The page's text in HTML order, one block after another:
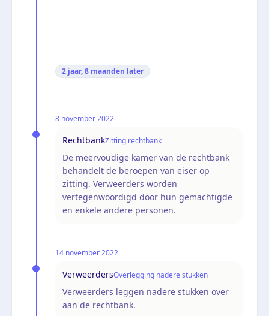
2 jaar, 8 maanden later
8 november 2022
RechtbankZitting rechtbank
De meervoudige kamer van de rechtbank
behandelt de beroepen van eiser op
zitting. Verweerders worden
vertegenwoordigd door hun gemachtigde
en enkele andere personen.
14 november 2022
VerweerdersOverlegging nadere stukken
Verweerders leggen nadere stukken over
aan de rechtbank.